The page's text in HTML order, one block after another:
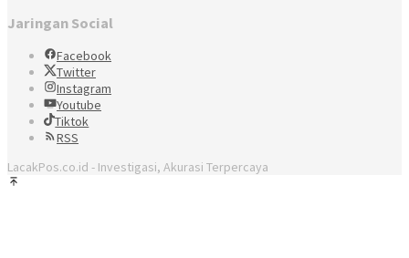
Jaringan Social
Facebook
Twitter
Instagram
Youtube
Tiktok
RSS
LacakPos.co.id - Investigasi, Akurasi Terpercaya